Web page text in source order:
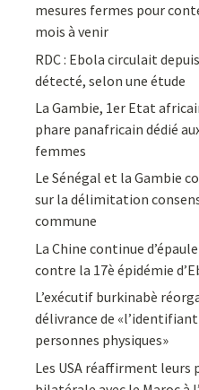
mesures fermes pour
mois à venir
RDC : Ebola circulait
détecté, selon une étude
La Gambie, 1er Etat
phare panafricain dédié
femmes
Le Sénégal et la Gambie
sur la délimitation
commune
La Chine continue
contre la 17è épidémie
L’exécutif burkinabè
délivrance de
personnes physiques»
Les USA réaffirment